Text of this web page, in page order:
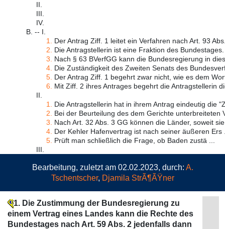
II.
III.
IV.
B. -- I.
1.
Der Antrag Ziff. 1 leitet ein Verfahren nach Art. 93
2.
Die Antragstellerin ist eine Fraktion des
3.
Nach § 63 BVerfGG kann die Bundesregierung in
4. Die Zuständigkeit des Zweiten Senats des
5. Der Antrag Ziff. 1 begehrt zwar nicht, wie es dem
6.
Mit Ziff. 2 ihres Antrages begehrt die Antragstellerin
II.
1.
Die Antragstellerin hat in ihrem Antrag eindeutig die
2.
Bei der Beurteilung des dem Gerichte unterbreiteten
3.
Nach Art. 32 Abs. 3 GG können die Länder, soweit
4. Der Kehler Hafenvertrag ist nach seiner äußeren Ers
5. Prüft man schließlich die Frage, ob Baden zustä ...
III.
Bearbeitung, zuletzt am 02.02.2023, durch: A.
Tschentscher, Djamila StrÃ¶ÃŸner
1. Die Zustimmung der Bundesregierung zu
einem Vertrag eines Landes kann die Rechte des
Bundestages nach Art. 59 Abs. 2 jedenfalls dann